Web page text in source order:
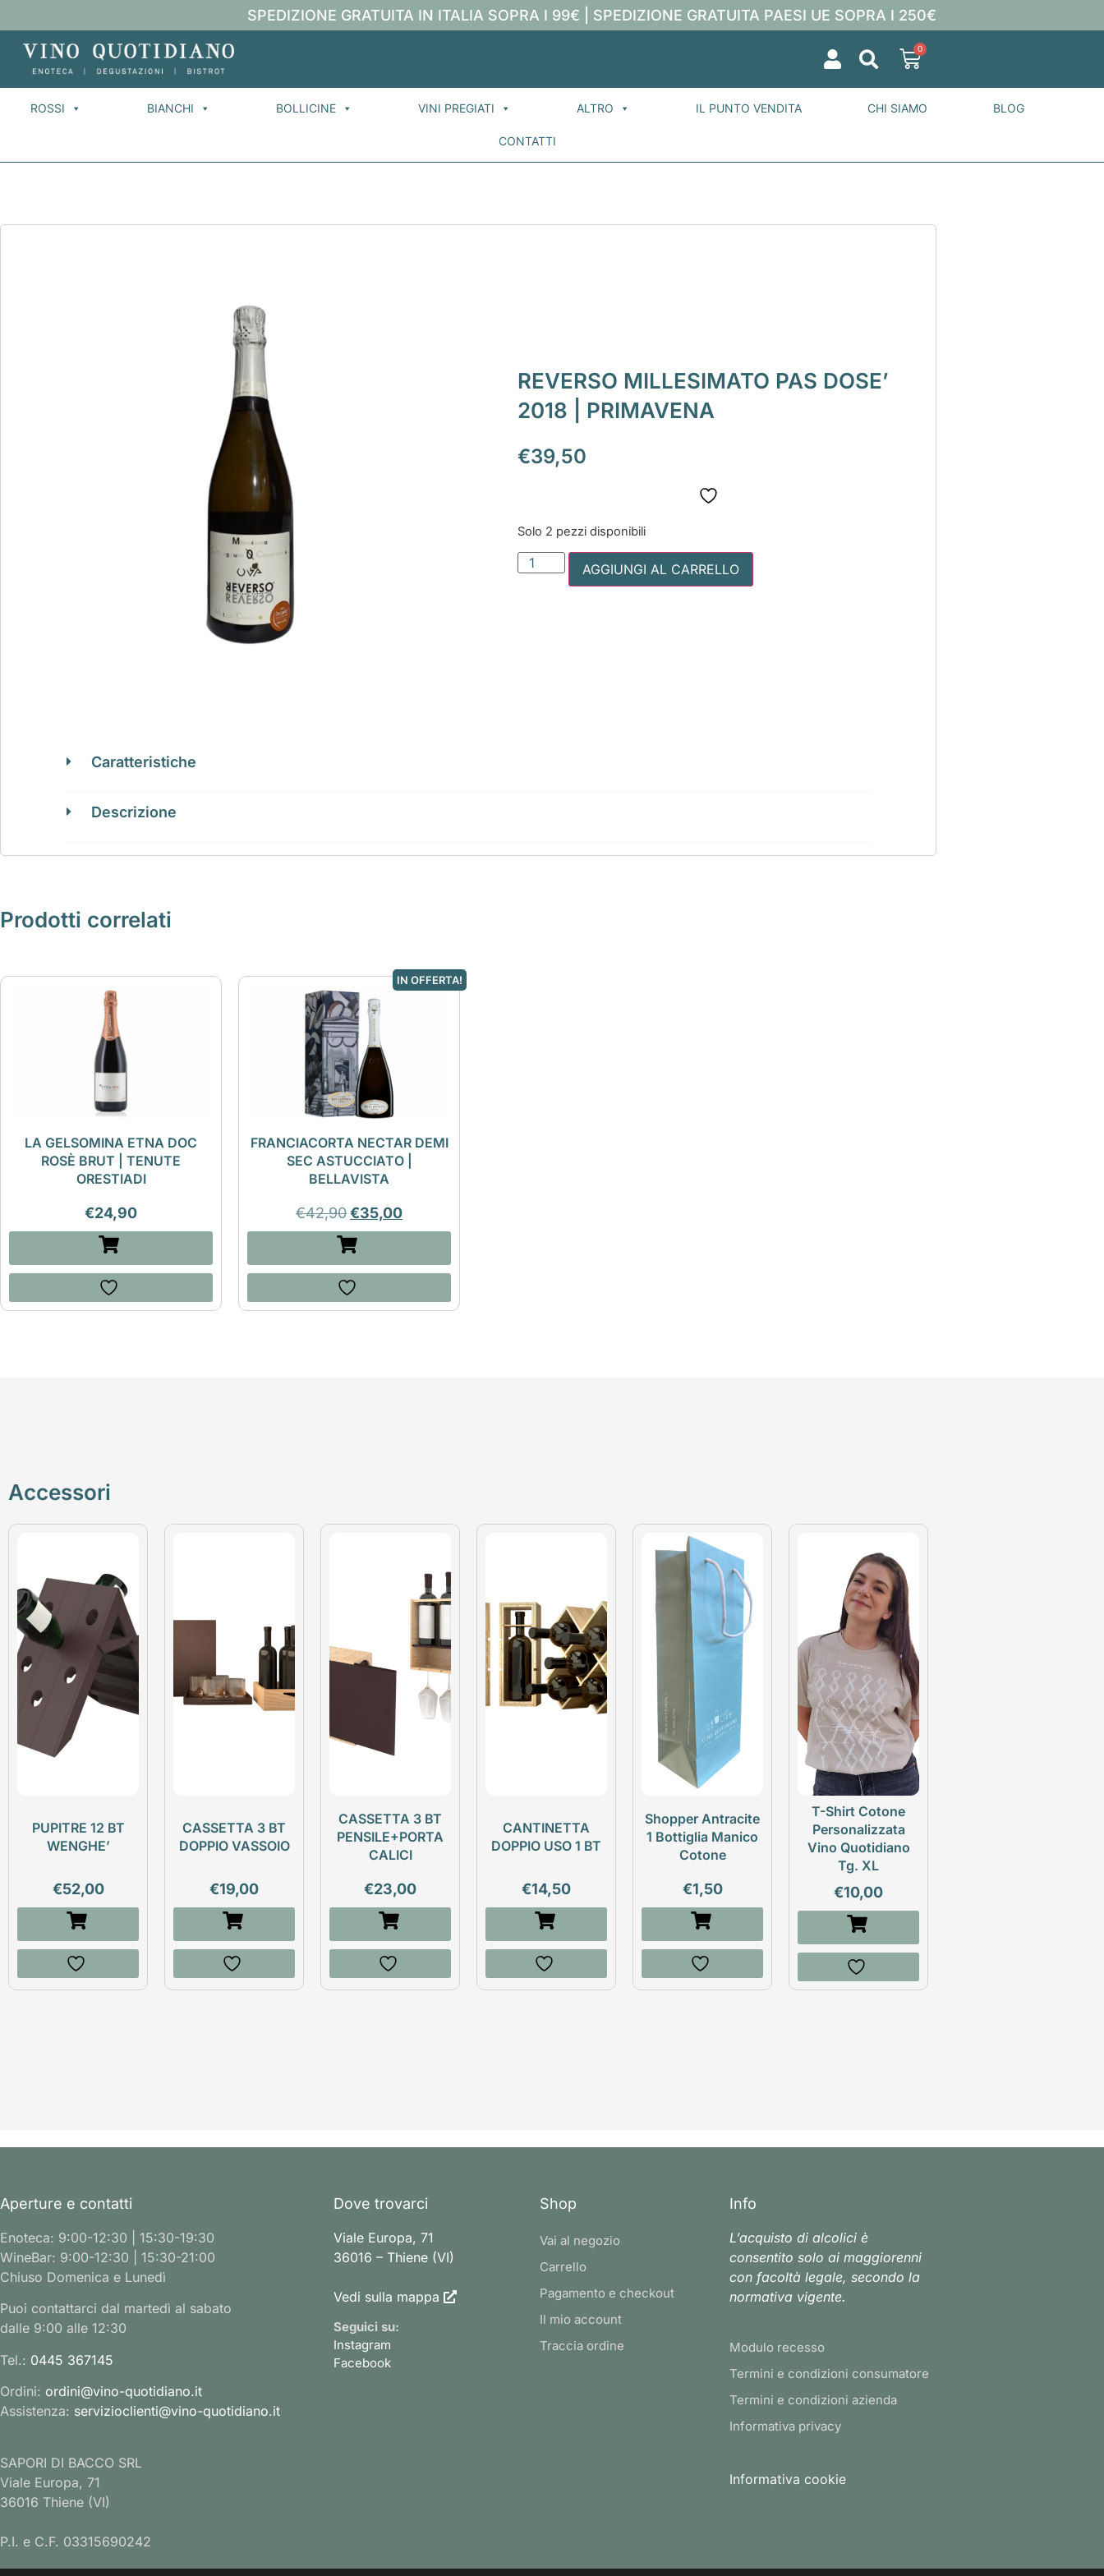
SPEDIZIONE GRATUITA IN ITALIA SOPRA I 99€ | SPEDIZIONE GRATUITA PAESI UE SOPRA I 250€
0
ROSSI BIANCHI BOLLICINE VINI PREGIATI ALTRO IL PUNTO VENDITA CHI SIAMO BLOG
CONTATTI
REVERSO MILLESIMATO PAS DOSE’
2018 | PRIMAVENA
€39,50
Solo 2 pezzi disponibili
AGGIUNGI AL CARRELLO
Caratteristiche
Descrizione
Prodotti correlati
LA GELSOMINA ETNA DOC
ROSÈ BRUT | TENUTE
ORESTIADI
€24,90
IN OFFERTA!
FRANCIACORTA NECTAR DEMI
SEC ASTUCCIATO |
BELLAVISTA
€42,90€35,00
Accessori
PUPITRE 12 BT
WENGHE’
€52,00
CASSETTA 3 BT
DOPPIO VASSOIO
€19,00
CASSETTA 3 BT
PENSILE+PORTA
CALICI
€23,00
CANTINETTA
DOPPIO USO 1 BT
€14,50
Shopper Antracite
1 Bottiglia Manico
Cotone
€1,50
T-Shirt Cotone
Personalizzata
Vino Quotidiano
Tg. XL
€10,00
Aperture e contatti
Enoteca: 9:00-12:30 | 15:30-19:30
WineBar: 9:00-12:30 | 15:30-21:00
Chiuso Domenica e Lunedì
Puoi contattarci dal martedì al sabato
dalle 9:00 alle 12:30
Tel.: 0445 367145
Ordini: ordini@vino-quotidiano.it
Assistenza: servizioclienti@vino-quotidiano.it
SAPORI DI BACCO SRL
Viale Europa, 71
36016 Thiene (VI)
P.I. e C.F. 03315690242
Dove trovarci
Viale Europa, 71
36016 – Thiene (VI)
Vedi sulla mappa
Seguici su:
Instagram
Facebook
Shop
Vai al negozio
Carrello
Pagamento e checkout
Il mio account
Traccia ordine
Info
L’acquisto di alcolici è
consentito solo ai maggiorenni
con facoltà legale, secondo la
normativa vigente.
Modulo recesso
Termini e condizioni consumatore
Termini e condizioni azienda
Informativa privacy
Informativa cookie